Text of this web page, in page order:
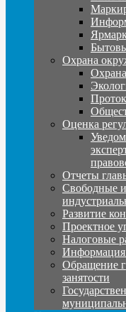
Охрана
Оценка
Отчеты
Свободные
Развитие
Проектное
Налоговые
Информация
Обращение
занятости